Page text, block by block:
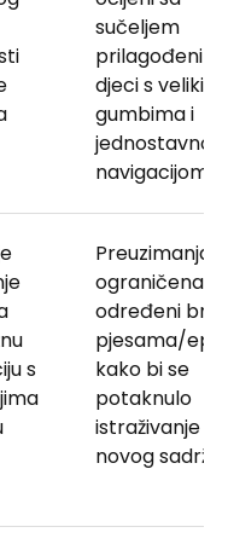
sučeljem
prilagođenim
djeci s velikim
gumbima i
navigacijom
s
Preuzimanja
ograničena
određeni broj
pjesama/
kako bi se
potaknulo
istraživanje
novog